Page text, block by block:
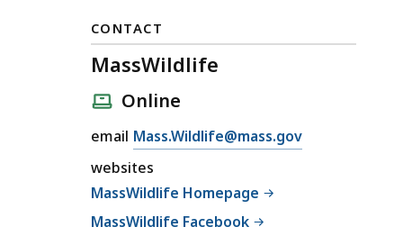
CONTACT
MassWildlife
Online
email E
a
i
l
Mass.Wildlife@mass.gov
websites
MassWildlife Homepage
MassWildlife Facebook